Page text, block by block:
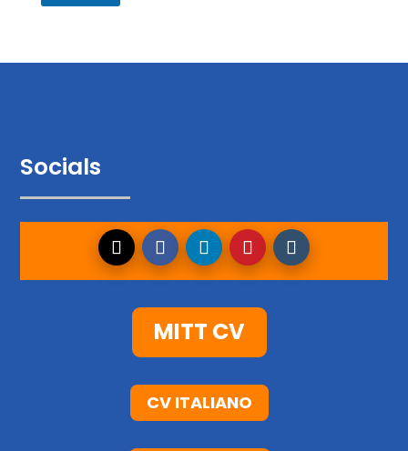
Socials
MITT CV
CV ITALIANO